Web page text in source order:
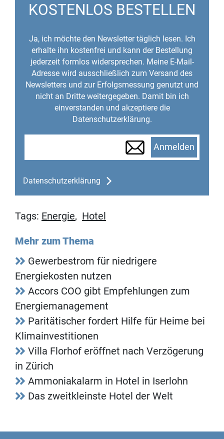
KOSTENLOS BESTELLEN
Ja, ich möchte den Newsletter täglich lesen. Ich
erhalte ihn kostenfrei und kann der Bestellung
jederzeit formlos widersprechen. Meine E-Mail-
Adresse wird ausschließlich zum Versand des
Newsletters und zur Erfolgsmessung genutzt und
nicht an Dritte weitergegeben. Damit bin ich
einverstanden und akzeptiere die
Datenschutzerklärung.
Anmelden
Datenschutzerklärung
Tags: Energie, Hotel
Mehr zum Thema
Gewerbestrom für niedrigere
Energiekosten nutzen
Accors COO gibt Empfehlungen zum
Energiemanagement
Paritätischer fordert Hilfe für Heime bei
Klimainvestitionen
Villa Florhof eröffnet nach Verzögerung
in Zürich
Ammoniakalarm in Hotel in Iserlohn
Das zweitkleinste Hotel der Welt